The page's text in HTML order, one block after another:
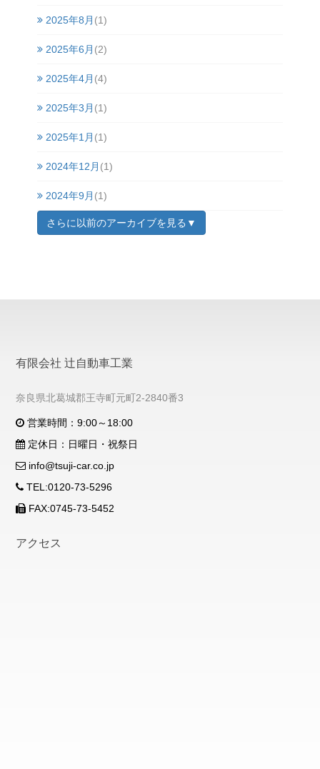
2025年8月 (1)
2025年6月 (2)
2025年4月 (4)
2025年3月 (1)
2025年1月 (1)
2024年12月 (1)
2024年9月 (1)
さらに以前のアーカイブを見る▼
有限会社 辻自動車工業
奈良県北葛城郡王寺町元町2-2840番3
営業時間：9:00～18:00
定休日：日曜日・祝祭日
info@tsuji-car.co.jp
TEL:0120-73-5296
FAX:0745-73-5452
アクセス